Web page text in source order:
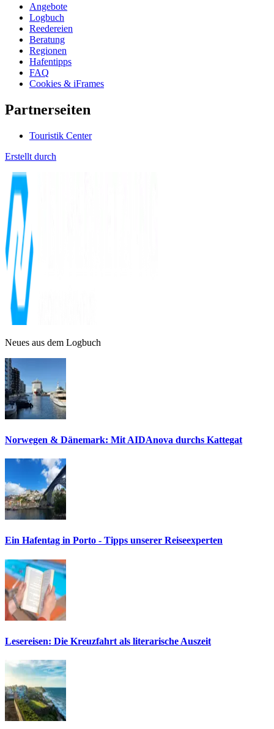
Angebote
Logbuch
Reedereien
Beratung
Regionen
Hafentipps
FAQ
Cookies & iFrames
Partnerseiten
Touristik Center
Erstellt durch
Neues aus dem Logbuch
Norwegen & Dänemark: Mit AIDAnova durchs Kattegat
Ein Hafentag in Porto - Tipps unserer Reiseexperten
Lesereisen: Die Kreuzfahrt als literarische Auszeit